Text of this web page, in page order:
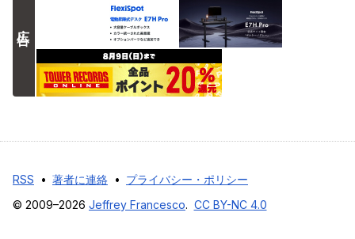
RSS • 著者に連絡 • プライバシー・ポリシー
© 2009–2026 Jeffrey Francesco. CC BY-NC 4.0